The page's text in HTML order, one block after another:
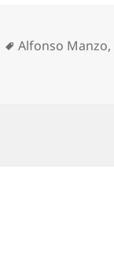
Tag
Alfonso Manzo,